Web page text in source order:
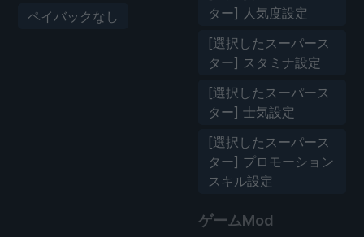
ペイバックなし
ター] 人気度設定
[選択したスーパース
ター] スタミナ設定
[選択したスーパース
ター] 士気設定
[選択したスーパース
ター] プロモーション
スキル設定
ゲームMod